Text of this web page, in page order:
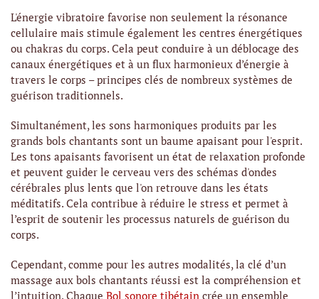
L'énergie vibratoire favorise non seulement la résonance
cellulaire mais stimule également les centres énergétiques
ou chakras du corps. Cela peut conduire à un déblocage des
canaux énergétiques et à un flux harmonieux d’énergie à
travers le corps – principes clés de nombreux systèmes de
guérison traditionnels.
Simultanément, les sons harmoniques produits par les
grands bols chantants sont un baume apaisant pour l'esprit.
Les tons apaisants favorisent un état de relaxation profonde
et peuvent guider le cerveau vers des schémas d'ondes
cérébrales plus lents que l'on retrouve dans les états
méditatifs. Cela contribue à réduire le stress et permet à
l’esprit de soutenir les processus naturels de guérison du
corps.
Cependant, comme pour les autres modalités, la clé d’un
massage aux bols chantants réussi est la compréhension et
l’intuition. Chaque Bol sonore tibétain crée un ensemble